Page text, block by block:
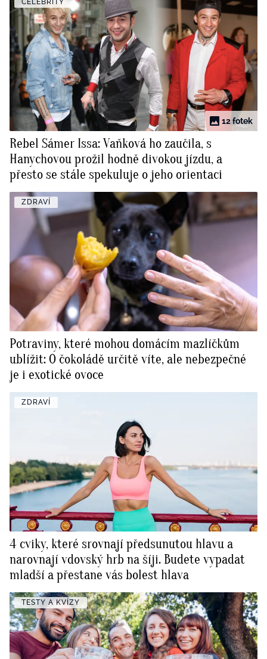
CELEBRITY
12 fotek
Rebel Sámer Issa: Vaňková ho zaučila, s
Hanychovou prožil hodně divokou jízdu, a
přesto se stále spekuluje o jeho orientaci
ZDRAVÍ
Potraviny, které mohou domácím mazlíčkům
ublížit: O čokoládě určitě víte, ale nebezpečné
je i exotické ovoce
ZDRAVÍ
4 cviky, které srovnají předsunutou hlavu a
narovnají vdovský hrb na šíji. Budete vypadat
mladší a přestane vás bolest hlava
TESTY A KVÍZY